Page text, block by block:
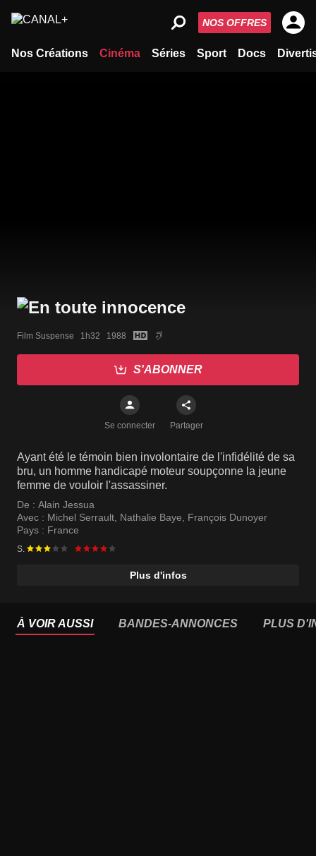
Nos Créations Cinéma Séries Sport Docs
NOS OFFRES
Film Suspense   1h32   1988
S'ABONNER
Se connecter Partager
Ayant été le témoin bien involontaire de l'infidélité de sa
bru, un homme handicapé moteur soupçonne la jeune
femme de vouloir l'assassiner.
De : Alain Jessua
Avec : Michel Serrault Nathalie Baye
François Dunoyer
Pays : France
S.
Plus d'infos
À VOIR AUSSI BANDES-ANNONCES PLUS